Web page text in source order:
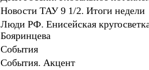
Новости ТАУ 9 1/2. Итоги недели
Люди РФ. Енисейская
Бояринцева
События
События. Акцент